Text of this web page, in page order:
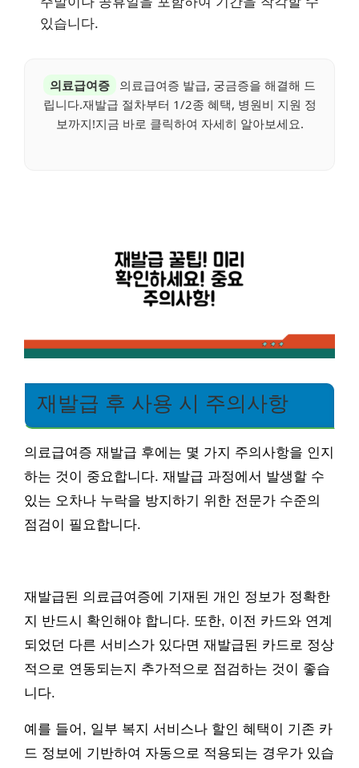
있습니다.
의료급여증
의료급여증 발급, 궁금증을 해결해 드
립니다.재발급 절차부터 1/2종 혜택, 병원비 지원 정
보까지!지금 바로 클릭하여 자세히 알아보세요.
재발급 후 사용 시 주의사항
의료급여증 재발급 후에는 몇 가지 주의사항을 인지
하는 것이 중요합니다. 재발급 과정에서 발생할 수
있는 오차나 누락을 방지하기 위한 전문가 수준의
점검이 필요합니다.
재발급된 의료급여증에 기재된 개인 정보가 정확한
지 반드시 확인해야 합니다. 또한, 이전 카드와 연계
되었던 다른 서비스가 있다면 재발급된 카드로 정상
적으로 연동되는지 추가적으로 점검하는 것이 좋습
니다.
예를 들어, 일부 복지 서비스나 할인 혜택이 기존 카
드 정보에 기반하여 자동으로 적용되는 경우가 있습